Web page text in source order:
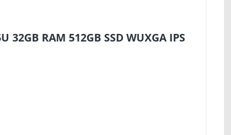
RAM 512GB SSD WUXGA IPS